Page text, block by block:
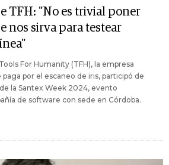
TFH: "No es trivial poner
nos sirva para testear
For Humanity (TFH), la empresa
por el escaneo de iris, participó de
la Santex Week 2024, evento
de software con sede en Córdoba.